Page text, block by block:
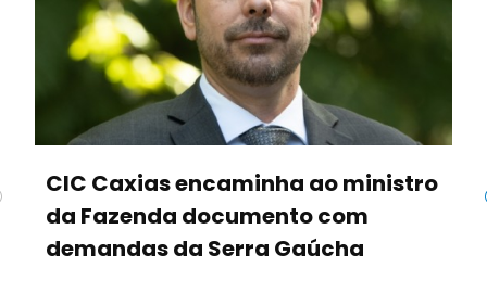
CIC Caxias encaminha ao ministro
da Fazenda documento com
demandas da Serra Gaúcha